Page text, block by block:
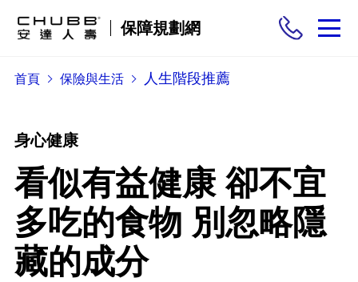
保障規劃網
保險商品
需求分析
投保與理賠
保險與生活
首頁 保險與生活 人生階段推薦
身心健康
看似有益健康 卻不宜
多吃的食物 別忽略隱
藏的成分